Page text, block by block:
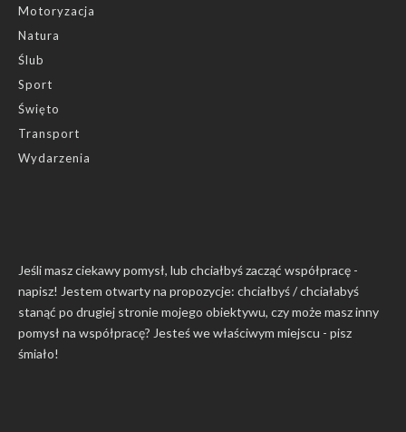
Motoryzacja
Natura
Ślub
Sport
Święto
Transport
Wydarzenia
Jeśli masz ciekawy pomysł, lub chciałbyś zacząć współpracę -
napisz! Jestem otwarty na propozycje: chciałbyś / chciałabyś
stanąć po drugiej stronie mojego obiektywu, czy może masz inny
pomysł na współpracę? Jesteś we właściwym miejscu - pisz
śmiało!